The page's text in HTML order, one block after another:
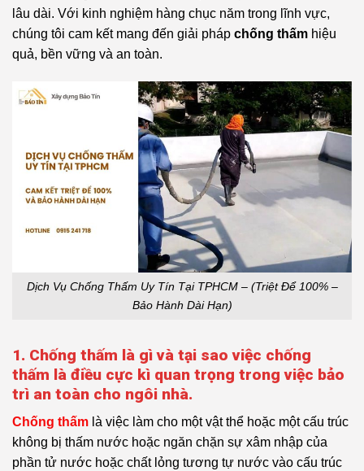
lâu dài. Với kinh nghiệm hàng chục năm trong lĩnh vực,
chúng tôi cam kết mang đến giải pháp chống thấm hiệu
quả, bền vững và an toàn.
Dịch Vụ Chống Thấm Uy Tín Tại TPHCM – (Triệt Để 100% –
Bảo Hành Dài Hạn)
1. Chống thấm là gì và tại sao việc chống
thấm là điều cực kì quan trọng trong việc bảo
trì an toàn cho ngôi nhà.
Chống thấm là việc làm cho một vật thể hoặc một cấu trúc
không bị thấm nước hoặc ngăn chặn sự xâm nhập của
phần tử nước hoặc chất lỏng tương tự nước vào cấu trúc